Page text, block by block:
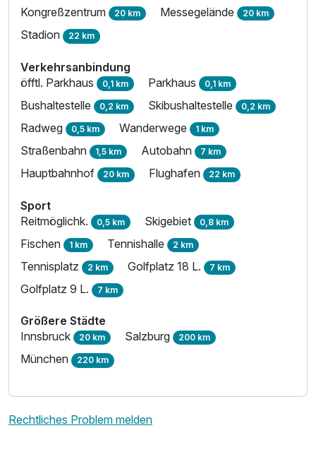
Kongreßzentrum 20 km Messegelände 20 km
Stadion 22 km
Verkehrsanbindung
öfftl. Parkhaus 0,1 km Parkhaus 0,1 km
Bushaltestelle 0,2 km Skibushaltestelle 0,2 km
Radweg 0,5 km Wanderwege 1 km
Straßenbahn 1,5 km Autobahn 7 km
Hauptbahnhof 20 km Flughafen 22 km
Sport
Reitmöglichk. 0,5 km Skigebiet 0,8 km
Fischen 1 km Tennishalle 2 km
Tennisplatz 2 km Golfplatz 18 L. 7 km
Golfplatz 9 L. 7 km
Größere Städte
Innsbruck 20 km Salzburg 200 km
München 220 km
Rechtliches Problem melden